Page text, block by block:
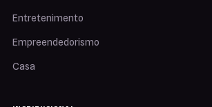
Entretenimento
Empreendedorismo
Casa